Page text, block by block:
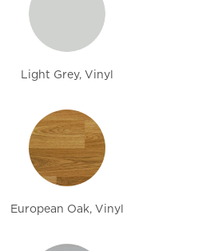
Light Grey, Vinyl
European Oak, Vinyl